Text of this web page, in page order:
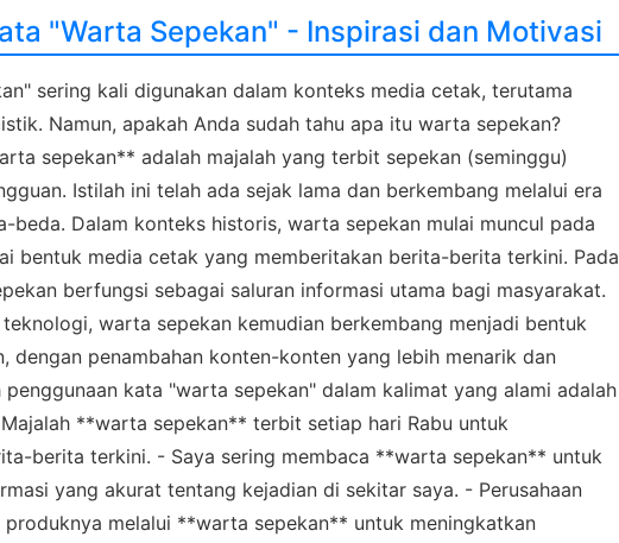
"Warta Sepekan" - Inspirasi dan Motivasi
sering kali digunakan dalam konteks media cetak, terutama
Namun, apakah Anda sudah tahu apa itu warta sepekan?
sepekan** adalah majalah yang terbit sepekan (seminggu)
Istilah ini telah ada sejak lama dan berkembang melalui era
beda. Dalam konteks historis, warta sepekan mulai muncul pada
bentuk media cetak yang memberitakan berita-berita terkini. Pada
berfungsi sebagai saluran informasi utama bagi masyarakat.
teknologi, warta sepekan kemudian berkembang menjadi bentuk
dengan penambahan konten-konten yang lebih menarik dan
kata "warta sepekan" dalam kalimat yang alami adalah
**warta sepekan** terbit setiap hari Rabu untuk
berita terkini. - Saya sering membaca **warta sepekan** untuk
yang akurat tentang kejadian di sekitar saya. - Perusahaan
produknya melalui **warta sepekan** untuk meningkatkan